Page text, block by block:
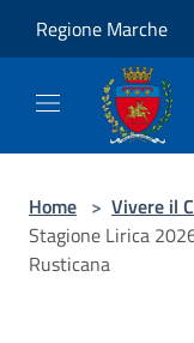
Regione Marche
Home > Vivere il
Stagione Lirica
Rusticana